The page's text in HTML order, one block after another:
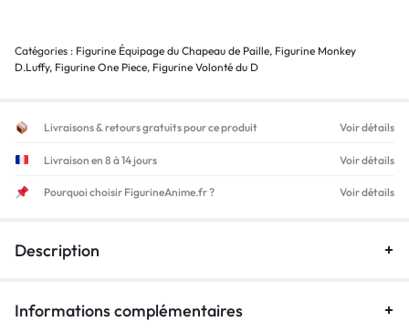
Catégories : Figurine Équipage du Chapeau de Paille, Figurine Monkey
D.Luffy, Figurine One Piece, Figurine Volonté du D
Livraisons & retours gratuits pour ce produit Voir détails
Livraison en 8 à 14 jours Voir détails
Pourquoi choisir FigurineAnime.fr ? Voir détails
Description
Informations complémentaires